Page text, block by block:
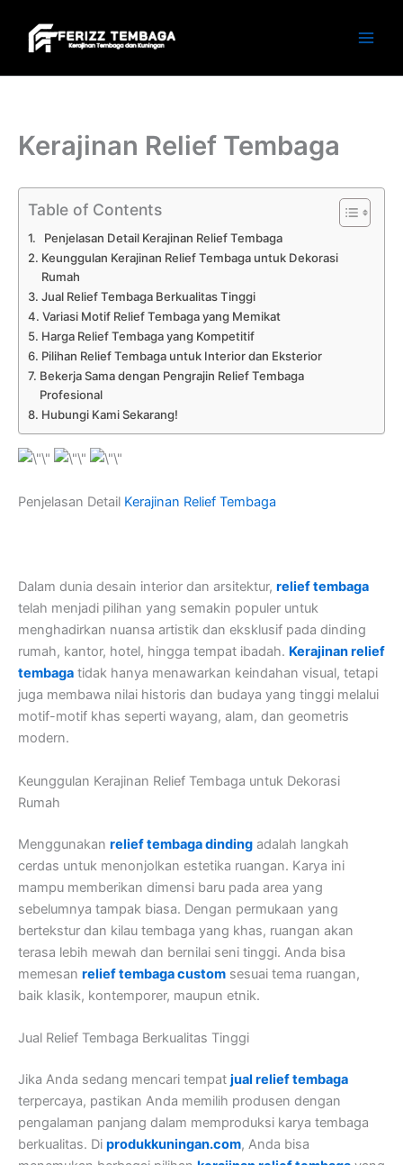
content
Kerajinan Relief Tembaga
Table of Contents
Penjelasan Detail Kerajinan Relief Tembaga
Keunggulan Kerajinan Relief Tembaga untuk Dekorasi
Rumah
Jual Relief Tembaga Berkualitas Tinggi
Variasi Motif Relief Tembaga yang Memikat
Harga Relief Tembaga yang Kompetitif
Pilihan Relief Tembaga untuk Interior dan Eksterior
Bekerja Sama dengan Pengrajin Relief Tembaga
Profesional
Hubungi Kami Sekarang!
Penjelasan Detail Kerajinan Relief Tembaga
Dalam dunia desain interior dan arsitektur, relief tembaga
telah menjadi pilihan yang semakin populer untuk
menghadirkan nuansa artistik dan eksklusif pada dinding
rumah, kantor, hotel, hingga tempat ibadah. Kerajinan relief
tembaga tidak hanya menawarkan keindahan visual, tetapi
juga membawa nilai historis dan budaya yang tinggi melalui
motif-motif khas seperti wayang, alam, dan geometris
modern.
Keunggulan Kerajinan Relief Tembaga untuk Dekorasi
Rumah
Menggunakan relief tembaga dinding adalah langkah
cerdas untuk menonjolkan estetika ruangan. Karya ini
mampu memberikan dimensi baru pada area yang
sebelumnya tampak biasa. Dengan permukaan yang
bertekstur dan kilau tembaga yang khas, ruangan akan
terasa lebih mewah dan bernilai seni tinggi. Anda bisa
memesan relief tembaga custom sesuai tema ruangan,
baik klasik, kontemporer, maupun etnik.
Jual Relief Tembaga Berkualitas Tinggi
Jika Anda sedang mencari tempat jual relief tembaga
terpercaya, pastikan Anda memilih produsen dengan
pengalaman panjang dalam memproduksi karya tembaga
berkualitas. Di produkkuningan.com, Anda bisa